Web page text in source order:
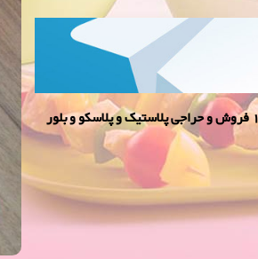
نمایندگی پلاسكو وبلورعزیزی در اهواز - حراجی پلاسکو و بلور از15000 فروش و حراجی پلاستیک و پلاسکو و بلور